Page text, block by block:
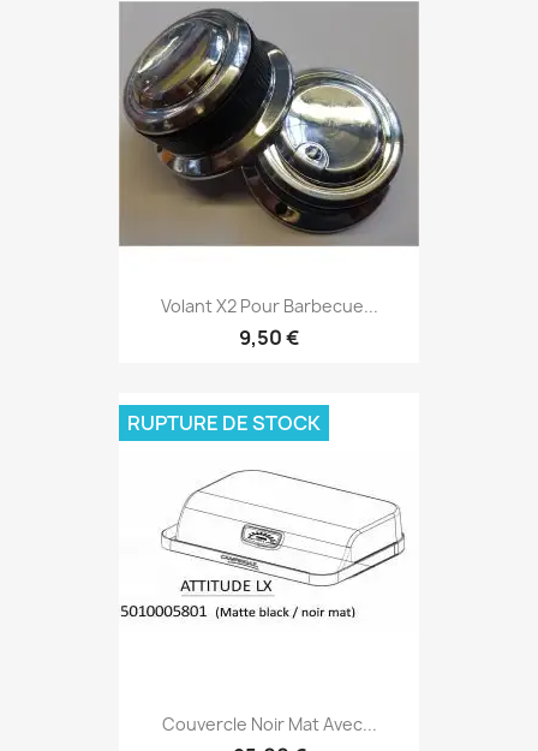
Volant X2 Pour Barbecue...
9,50 €
Couvercle Noir Mat Avec...
RUPTURE DE STOCK